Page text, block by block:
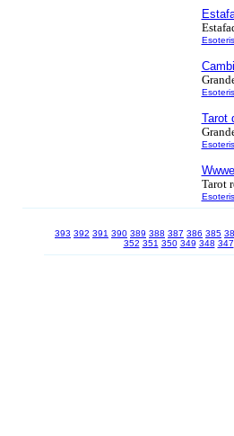
Tarot
Tarot
393 392 391 390 389 388 387 386 385
352 351 350 349 348 347